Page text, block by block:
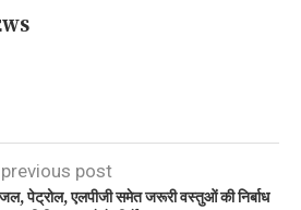
previous post
पेट्रोल, एलपीजी समेत जरूरी वस्तुओं की निर्बाध